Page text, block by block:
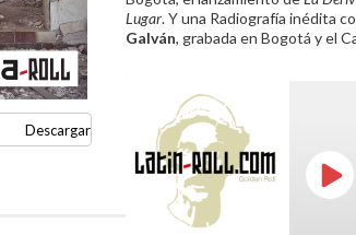
Descargar
Lugar. Y una Radiografía inédita
Galván, grabada en Bogotá y el